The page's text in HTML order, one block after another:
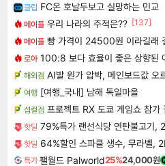
클립 FC온 호날두보고 실망하는 민교
메이플 우리 나라의 주적은?? [137]
메이플 빵 가격이 24500원 이라길래
로아 100:8 보다 효율이 좋은 상향된
해외겜 AI발 원가 압박, 메인보드값 오
여행 [여행_국내] 남해 독일마을
섭컬겜 프로젝트 RX 도쿄 게임쇼 참가
핫딜 79%특가 랜선식당 연탄불고기
핫딜 64%할인 스파클 생수, 무라벨,
특가 팰월드 Palworld25%24,000원